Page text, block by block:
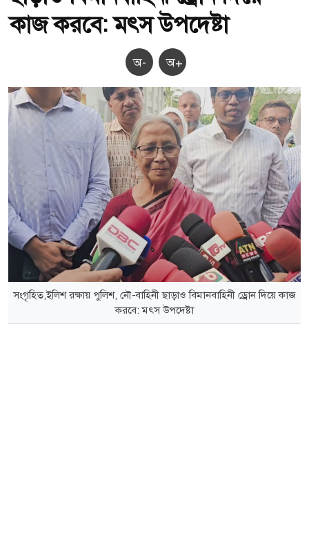
কাজ করবে: মৎস উপদেষ্টা
অ- অ+
সংগৃহিত,ইলিশ রক্ষায় পুলিশ, নৌ-বাহিনী ছাড়াও বিমানবাহিনী ড্রোন দিয়ে কাজ
করবে: মৎস উপদেষ্টা